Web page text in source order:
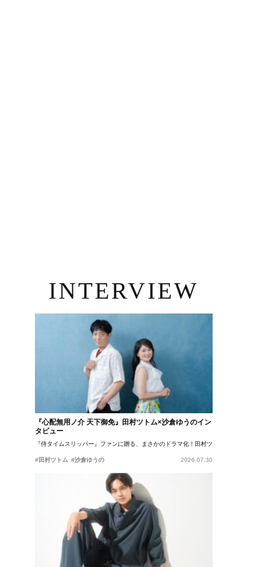
INTERVIEW
『心配無用ノ介 天下御免』田村ツトム×沙倉ゆうのイン
タビュー
『侍タイムスリッパー』ファンに贈る、まさかのドラマ化！田村ツトム×沙倉ゆうのが語
#田村ツトム #沙倉ゆうの 2026.07.30